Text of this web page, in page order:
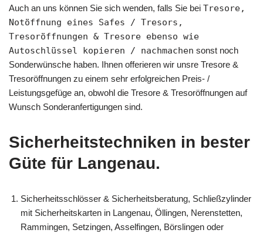
Auch an uns können Sie sich wenden, falls Sie bei Tresore,
Notöffnung eines Safes / Tresors,
Tresoröffnungen & Tresore ebenso wie
Autoschlüssel kopieren / nachmachen sonst noch
Sonderwünsche haben. Ihnen offerieren wir unsre Tresore &
Tresoröffnungen zu einem sehr erfolgreichen Preis- /
Leistungsgefüge an, obwohl die Tresore & Tresoröffnungen auf
Wunsch Sonderanfertigungen sind.
Sicherheitstechniken in bester
Güte für Langenau.
Sicherheitsschlösser & Sicherheitsberatung, Schließzylinder
mit Sicherheitskarten in Langenau, Öllingen, Nerenstetten,
Rammingen, Setzingen, Asselfingen, Börslingen oder